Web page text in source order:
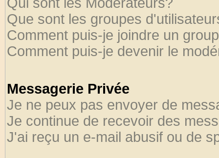
Que sont les groupes
Comment puis-je joindre un
Comment puis-je devenir le
Messagerie Privée
Je ne peux pas envoyer de
Je continue de recevoir des
J'ai reçu un e-mail abusif ou de